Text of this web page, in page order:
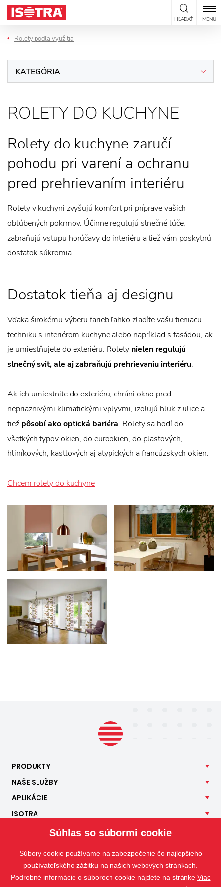
Preskočiť na obsah
HĽADAŤ MENU
Rolety podľa využitia
KATEGÓRIA
ROLETY DO KUCHYNE
Rolety do kuchyne zaručí
pohodu pri varení a ochranu
pred prehrievaním interiéru
Rolety v kuchyni zvyšujú komfort pri príprave vašich
obľúbených pokrmov. Účinne regulujú slnečné lúče,
zabraňujú vstupu horúčavy do interiéru a tiež vám poskytnú
dostatok súkromia.
Dostatok tieňa aj designu
Vďaka širokému výberu farieb ľahko zladíte vašu tieniacu
techniku s interiérom kuchyne alebo napríklad s fasádou, ak
je umiestňujete do exteriéru. Rolety nielen regulujú
slnečný svit, ale aj zabraňujú prehrievaniu interiéru.
Ak ich umiestnite do exteriéru, chráni okno pred
nepriaznivými klimatickými vplyvmi, izolujú hluk z ulice a
tiež pôsobí ako optická bariéra. Rolety sa hodí do
všetkých typov okien, do eurookien, do plastových,
hliníkových, kastlových aj atypických a francúzskych okien.
Chcem rolety do kuchyne
PRODUKTY
NAŠE SLUŽBY
APLIKÁCIE
ISOTRA
Súhlas so súbormi cookie
Súbory cookie používame na zabezpečenie čo najlepšieho
používateľského zážitku na našich webových stránkach.
Podrobné informácie o súboroch cookie nájdete na stránke Viac